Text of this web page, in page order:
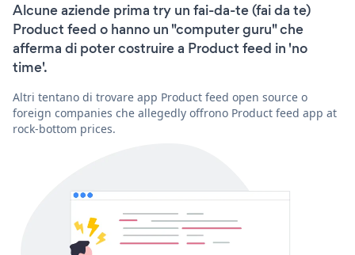
Alcune aziende prima try un fai-da-te (fai da te)
Product feed o hanno un "computer guru" che
afferma di poter costruire a Product feed in 'no
time'.
Altri tentano di trovare app Product feed open source o
foreign companies che allegedly offrono Product feed app at
rock-bottom prices.